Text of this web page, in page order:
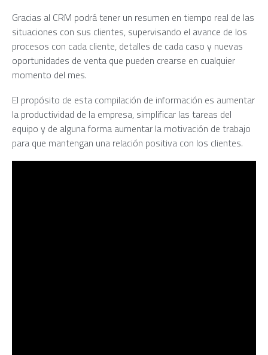
Gracias al CRM podrá tener un resumen en tiempo real de las
situaciones con sus clientes, supervisando el avance de los
procesos con cada cliente, detalles de cada caso y nuevas
oportunidades de venta que pueden crearse en cualquier
momento del mes.
El propósito de esta compilación de información es aumentar
la productividad de la empresa, simplificar las tareas del
equipo y de alguna forma aumentar la motivación de trabajo
para que mantengan una relación positiva con los clientes.